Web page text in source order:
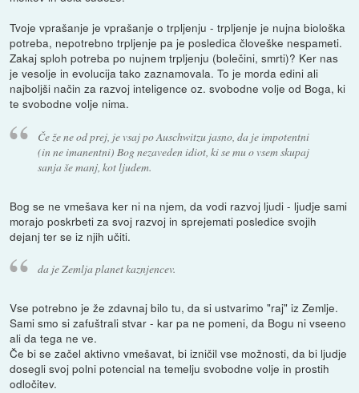
Tvoje vprašanje je vprašanje o trpljenju - trpljenje je nujna biološka
potreba, nepotrebno trpljenje pa je posledica človeške nespameti.
Zakaj sploh potreba po nujnem trpljenju (bolečini, smrti)? Ker nas
je vesolje in evolucija tako zaznamovala. To je morda edini ali
najboljši način za razvoj inteligence oz. svobodne volje od Boga, ki
te svobodne volje nima.
Če že ne od prej, je vsaj po Auschwitzu jasno, da je impotentni
(in ne imanentni) Bog nezaveden idiot, ki se mu o vsem skupaj
sanja še manj, kot ljudem.
Bog se ne vmešava ker ni na njem, da vodi razvoj ljudi - ljudje sami
morajo poskrbeti za svoj razvoj in sprejemati posledice svojih
dejanj ter se iz njih učiti.
da je Zemlja planet kaznjencev.
Vse potrebno je že zdavnaj bilo tu, da si ustvarimo "raj" iz Zemlje.
Sami smo si zafuštrali stvar - kar pa ne pomeni, da Bogu ni vseeno
ali da tega ne ve.
Če bi se začel aktivno vmešavat, bi izničil vse možnosti, da bi ljudje
dosegli svoj polni potencial na temelju svobodne volje in prostih
odločitev.